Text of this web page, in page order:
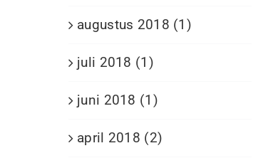
augustus 2018 (1)
juli 2018 (1)
juni 2018 (1)
april 2018 (2)